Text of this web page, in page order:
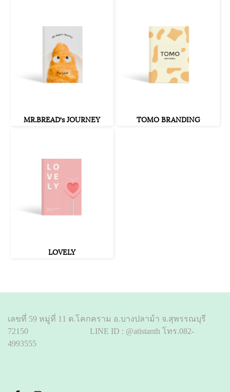
MR.BREAD‘s JOURNEY TOMO BRANDING
LOVELY
เลขที่ 59 หมู่ที่ 11 ต.โคกคราม อ.บางปลาม้า จ.สุพรรณบุรี
72150 LINE ID : @atistanth โทร.082-
4993555